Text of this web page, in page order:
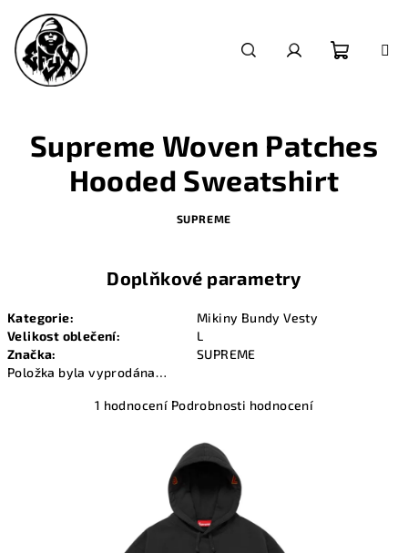
obsah
Supreme Woven Patches
Hooded Sweatshirt
SUPREME
Doplňkové parametry
Kategorie:
Mikiny Bundy Vesty
Velikost oblečení:
L
Značka:
SUPREME
Položka byla vyprodána…
Průměrné
hvězdiček.
1 hodnocení Podrobnosti hodnocení